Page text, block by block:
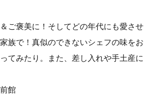
ご褒美に！そしてどの年代にも愛させ
族で！真似のできないシェフの味をお
てみたり。また、差し入れや手土産に
館